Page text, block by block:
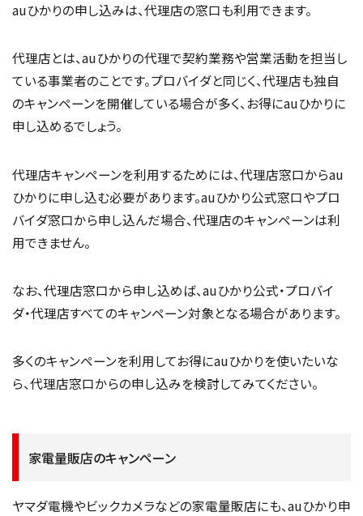
auひかりの申し込みは、代理店の窓口も利用できます。
代理店とは、auひかりの代理で契約業務や営業活動を担当し
ている事業者のことです。プロバイダと同じく、代理店も独自
のキャンペーンを開催している場合が多く、お得にauひかりに
申し込めるでしょう。
代理店キャンペーンを利用するためには、代理店窓口からau
ひかりに申し込む必要があります。auひかり公式窓口やプロ
バイダ窓口から申し込んだ場合、代理店のキャンペーンは利
用できません。
なお、代理店窓口から申し込めば、auひかり公式・プロバイ
ダ・代理店すべてのキャンペーン対象となる場合があります。
多くのキャンペーンを利用してお得にauひかりを使いたいな
ら、代理店窓口からの申し込みを検討してみてください。
家電量販店のキャンペーン
ヤマダ電機やビックカメラなどの家電量販店にも、auひかり申